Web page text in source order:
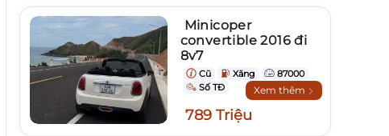
Minicoper
convertible 2016 đi
8v7
Cũ Xăng
87000
Số TĐ
Xem thêm
789 Triệu